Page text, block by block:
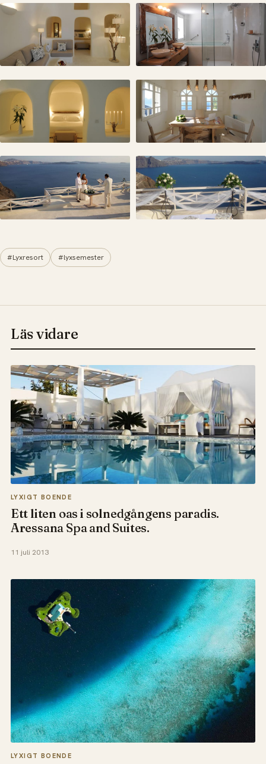
#Lyxresort #lyxsemester
Läs vidare
LYXIGT BOENDE
Ett liten oas i solnedgångens paradis.
Aressana Spa and Suites.
11 juli 2013
LYXIGT BOENDE